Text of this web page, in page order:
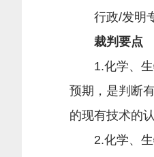
行政/发明专
裁判要点
1.化学、生物
预期，是判断
的现有技术的
2.化学、生物